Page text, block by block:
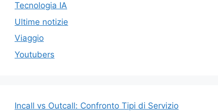
Tecnologia IA
Ultime notizie
Viaggio
Youtubers
Incall vs Outcall: Confronto Tipi di Servizio